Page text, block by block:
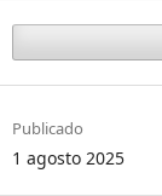
Publicado
1 agosto 2025